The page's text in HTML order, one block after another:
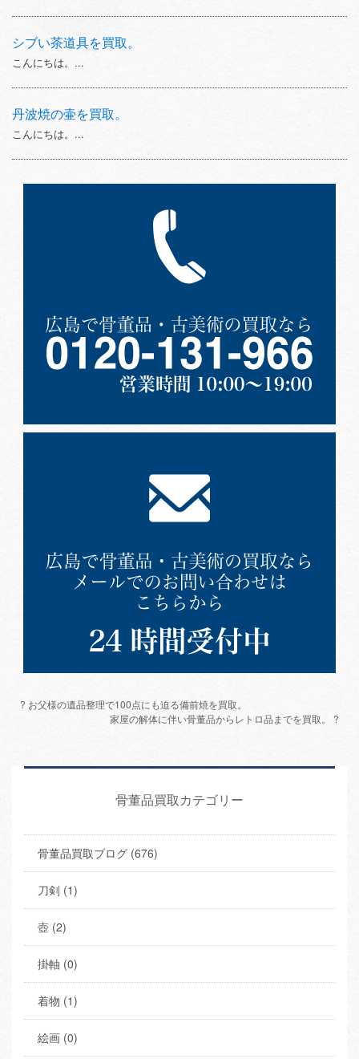
シブい茶道具を買取。
こんにちは。...
丹波焼の壷を買取。
こんにちは。...
? お父様の遺品整理で100点にも迫る備前焼を買取。
家屋の解体に伴い骨董品からレトロ品までを買取。 ?
骨董品買取カテゴリー
骨董品買取ブログ (676)
刀剣 (1)
壺 (2)
掛軸 (0)
着物 (1)
絵画 (0)